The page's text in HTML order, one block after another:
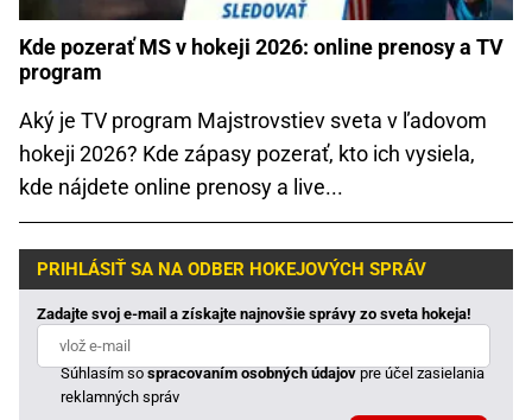
Kde pozerať MS v hokeji 2026: online prenosy a TV
program
Aký je TV program Majstrovstiev sveta v ľadovom
hokeji 2026? Kde zápasy pozerať, kto ich vysiela,
kde nájdete online prenosy a live...
PRIHLÁSIŤ SA NA ODBER HOKEJOVÝCH SPRÁV
Zadajte svoj e-mail a získajte najnovšie správy zo sveta hokeja!
Súhlasím sospracovaním osobných údajovpre účel zasielania
reklamných správ